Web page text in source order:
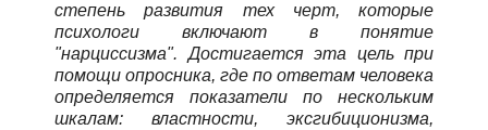
степень развития тех черт, которые
психологи включают в понятие
"нарциссизма". Достигается эта цель при
помощи опросника, где по ответам человека
определяется показатели по нескольким
шкалам: властности, эксгибиционизма,